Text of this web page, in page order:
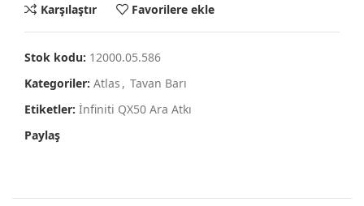
Karşılaştır
Favorilere ekle
Stok kodu: 12000.05.586
Kategoriler: Atlas , Tavan Barı
Etiketler: İnfiniti QX50 Ara Atkı
Paylaş